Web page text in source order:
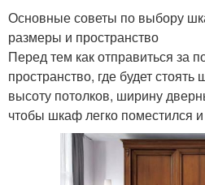
Основные советы по выбору
размеры и пространство
Перед тем как отправиться за
пространство, где будет
высоту потолков, ширину
чтобы шкаф легко поместился